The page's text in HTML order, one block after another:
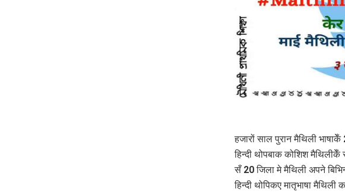
हजारों साल पुरान मैथिली
हिन्दी थोपबाक कोशिश
सँ 20 जिला मे मैथिली अपने
हिन्दी थोपिकए मातृभाषा